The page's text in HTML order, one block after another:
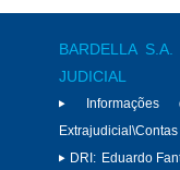
BARDELLA
JUDICIAL
DRI: Eduardo